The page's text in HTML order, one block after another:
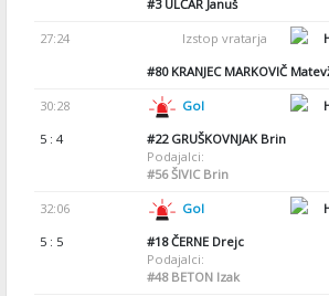
#3ULČAR Januš
27:24 Izstop vratarja
#80KRANJEC MARKOVIČ
30:28 Gol
5 : 4
#22GRUŠKOVNJAK Brin
Podajalci:
#56ŠIVIC Brin
32:06 Gol
5 : 5
#18ČERNE Drejc
Podajalci:
#48BETON Izak